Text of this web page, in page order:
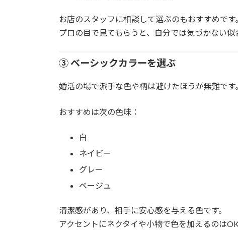
お店のスタッフに相談して選ぶのもおすすめです。
プロの目で見てもらうと、自分では気づかない似
③ ベーシックカラーを選ぶ
婚活の場で派手な色や柄は避けたほうが無難です。
おすすめは次の色味：
白
ネイビー
グレー
ベージュ
清潔感があり、相手に安心感を与える色です。
アクセントにネクタイや小物で色を加えるのは